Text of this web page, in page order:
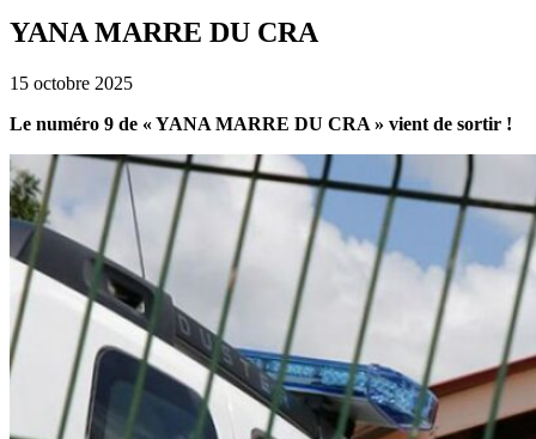
YANA MARRE DU CRA
15 octobre 2025
Le numéro 9 de « YANA MARRE DU CRA » vient de sortir !